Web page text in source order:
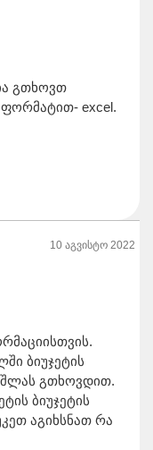
გთხოვთ
excel.
10 აგვისტო 2022
ბიუჯეტის
გთხოვდით.
ბიუჯეტის
აგიხსნათ რა